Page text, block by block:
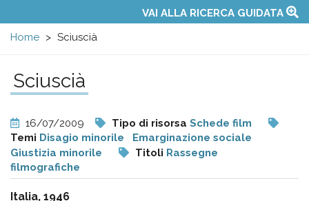
nazionale
di
Documentazione
e
analisi
menu
Temi
Attività
Convenzione ONUVAI ALLA RICERCA GUIDATA
Home
Sciuscià
Sciuscià
16/07/2009 Tipo di risorsa Schede film
Temi Disagio minorile
Emarginazione sociale
Giustizia minorile
Titoli Rassegne
filmografiche
Italia, 1946